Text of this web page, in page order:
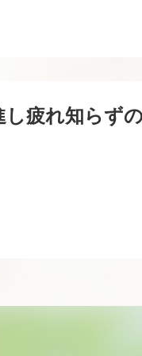
し疲れ知らず